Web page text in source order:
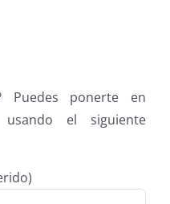
Puedes ponerte en
el siguiente